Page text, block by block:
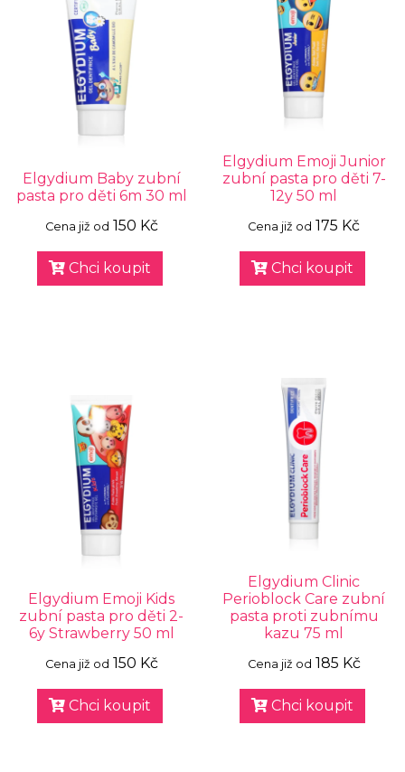
Elgydium Baby zubní
pasta pro děti 6m 30 ml
Cena již od 150 Kč
Chci koupit
Elgydium Emoji Junior
zubní pasta pro děti 7-
12y 50 ml
Cena již od 175 Kč
Chci koupit
Elgydium Emoji Kids
zubní pasta pro děti 2-
6y Strawberry 50 ml
Cena již od 150 Kč
Chci koupit
Elgydium Clinic
Perioblock Care zubní
pasta proti zubnímu
kazu 75 ml
Cena již od 185 Kč
Chci koupit